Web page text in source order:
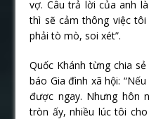
vợ. Câu trả lời của anh
thì sẽ cảm thông việc
phải tò mò, soi xét”.
Quốc Khánh từng chia
báo Gia đình xã hội:
được ngay. Nhưng hôn
tròn ấy, nhiều lúc tôi